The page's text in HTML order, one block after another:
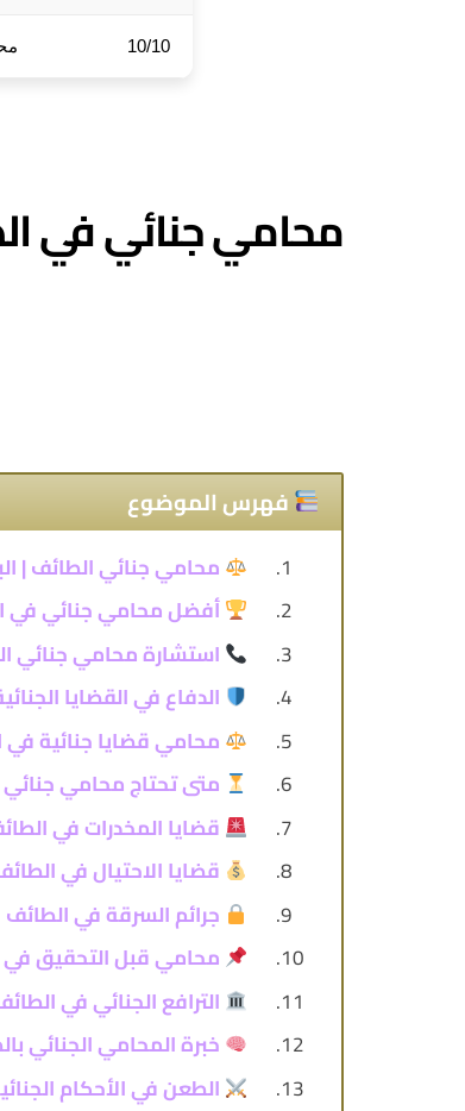
10/10
محامي جنائي في
فهرس الموضوع
محامي جنائي الطائف |
أفضل محامي جنائي في
استشارة محامي جنائي
الدفاع في القضايا
محامي قضايا جنائية في
متى تحتاج محامي
قضايا المخدرات في
قضايا الاحتيال في
جرائم السرقة في الطائف
محامي قبل التحقيق في
الترافع الجنائي في
خبرة المحامي الجنائي
الطعن في الأحكام